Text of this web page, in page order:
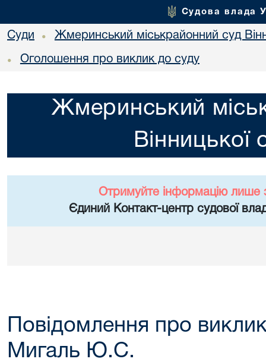
Судова влада
Суди • Жмеринський міськрайонний суд
• Оголошення про виклик до суду
Жмеринський
Вінницької
Отримуйте інформацію лише
Єдиний Контакт-центр судової
Повідомлення про
Мигаль Ю.С.